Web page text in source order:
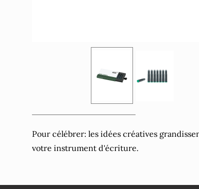
Pour célébrer: les idées créatives
votre instrument d'écriture.